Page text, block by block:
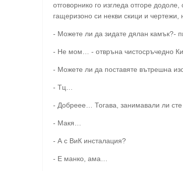
отговорнико го изгледа отгоре
гащеризоно си некви скици и
- Можете ли да зидате дялан камък?-
- Не мом… - отвръна чистосръчедно
- Можете ли да поставяте вътрешна
- Тц…
- Добреее… Тогава, занимавали ли
- Макя…
- А с ВиК инсталация?
- Е манко, ама…